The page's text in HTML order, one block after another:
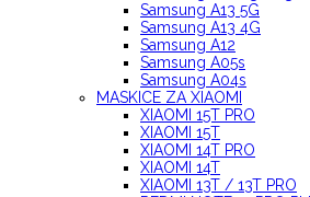
Samsung A13 5G
Samsung A13 4G
Samsung A12
Samsung A05s
Samsung A04s
MASKICE ZA XIAOMI
XIAOMI 15T PRO
XIAOMI 15T
XIAOMI 14T PRO
XIAOMI 14T
XIAOMI 13T / 13T PRO